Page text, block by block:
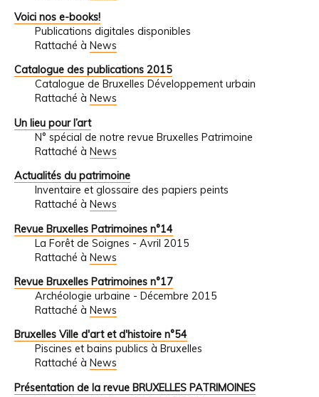
Voici nos e-books!
Publications digitales disponibles
Rattaché à News
Catalogue des publications 2015
Catalogue de Bruxelles Développement urbain
Rattaché à News
Un lieu pour l’art
N° spécial de notre revue Bruxelles Patrimoine
Rattaché à News
Actualités du patrimoine
Inventaire et glossaire des papiers peints
Rattaché à News
Revue Bruxelles Patrimoines n°14
La Forêt de Soignes - Avril 2015
Rattaché à News
Revue Bruxelles Patrimoines n°17
Archéologie urbaine - Décembre 2015
Rattaché à News
Bruxelles Ville d'art et d'histoire n°54
Piscines et bains publics à Bruxelles
Rattaché à News
Présentation de la revue BRUXELLES PATRIMOINES